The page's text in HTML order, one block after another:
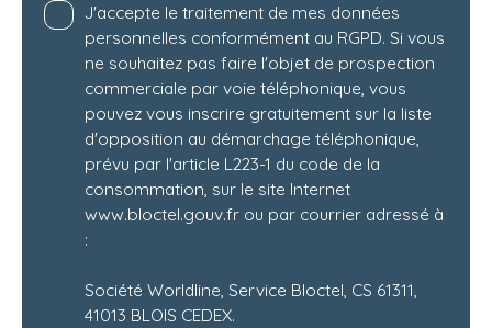
J'accepte le traitement de mes données
personnelles conformément au RGPD. Si vous
ne souhaitez pas faire l'objet de prospection
commerciale par voie téléphonique, vous
pouvez vous inscrire gratuitement sur la liste
d'opposition au démarchage téléphonique,
prévu par l'article L223-1 du code de la
consommation, sur le site Internet
www.bloctel.gouv.fr ou par courrier adressé à
:
Société Worldline, Service Bloctel, CS 61311,
41013 BLOIS CEDEX.